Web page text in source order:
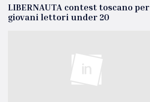
LIBERNAUTA contest toscano per
giovani lettori under 20